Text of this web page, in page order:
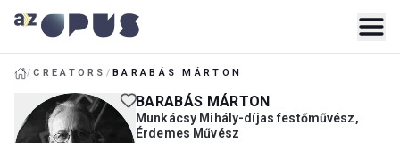
/CREATORS /BARABÁS MÁRTON
BARABÁS MÁRTON
Munkácsy Mihály-díjas festőművész,
Érdemes Művész